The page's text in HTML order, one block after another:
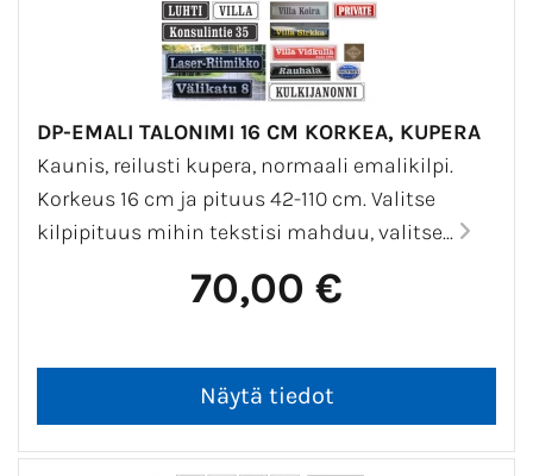
Katso tästä lisää esimerkkikuvia.
Huomioithan, että emali on lasimainen,
Vaikka emalipinta on erittäin kestävä, niin
se ei kestä iskuja. Esim pudotus
betonilattialle voi lohkaista palan kilven
kulman emaloinnista.
DP-EMALI TALONIMI 16 CM KORKEA, KUPERA
Kaunis, reilusti kupera, normaali emalikilpi.
Korkeus 16 cm ja pituus 42-110 cm. Valitse
kilpipituus mihin tekstisi mahduu, valitse...
70,00 €